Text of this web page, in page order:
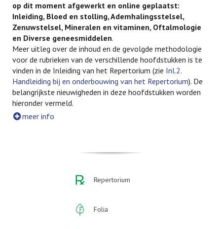
op dit moment afgewerkt en online geplaatst:
Inleiding, Bloed en stolling, Ademhalingsstelsel,
Zenuwstelsel, Mineralen en vitaminen, Oftalmologie
en Diverse geneesmiddelen.
Meer uitleg over de inhoud en de gevolgde methodologie
voor de rubrieken van de verschillende hoofdstukken is te
vinden in de Inleiding van het Repertorium (zie Inl.2.
Handleiding bij en onderbouwing van het Repertorium). De
belangrijkste nieuwigheden in deze hoofdstukken worden
hieronder vermeld.
meer info
Repertorium
Folia